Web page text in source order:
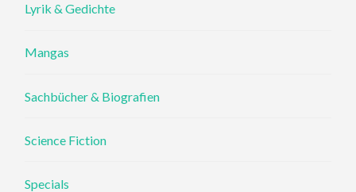
Lyrik & Gedichte
Mangas
Sachbücher & Biografien
Science Fiction
Specials